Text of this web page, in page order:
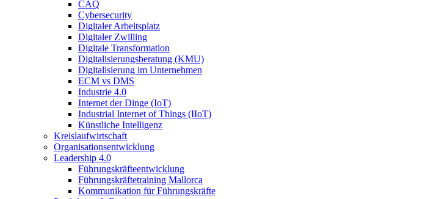
CAQ
Cybersecurity
Digitaler Arbeitsplatz
Digitaler Zwilling
Digitale Transformation
Digitalisierungsberatung (KMU)
Digitalisierung im Unternehmen
ECM vs DMS
Industrie 4.0
Internet der Dinge (IoT)
Industrial Internet of Things (IIoT)
Künstliche Intelligenz
Kreislaufwirtschaft
Organisationsentwicklung
Leadership 4.0
Führungskräfteentwicklung
Führungskräftetraining Mallorca
Kommunikation für Führungskräfte